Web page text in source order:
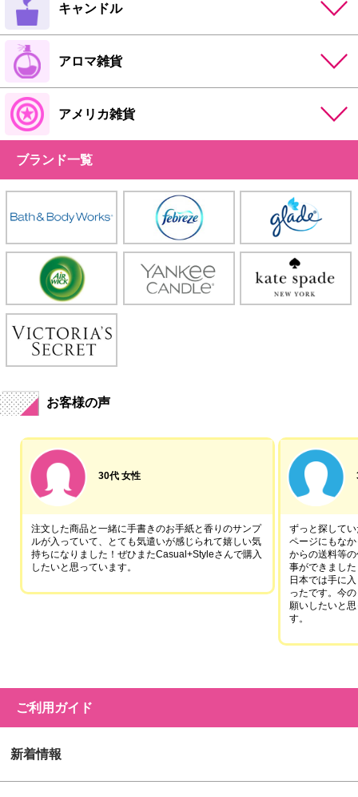
キャンドル
アロマ雑貨
アメリカ雑貨
ブランド一覧
お客様の声
30代 女性
注文した商品と一緒に手書きのお手紙と香りのサンプ
ルが入っていて、とても気遣いが感じられて嬉しい気
持ちになりました！ぜひまたCasual+Styleさんで購入
したいと思っています。
ずっと探して
ページにもな
からの送料等
事ができました
日本では手に
ったです。今
願いしたいと
す。
ご利用ガイド
新着情報